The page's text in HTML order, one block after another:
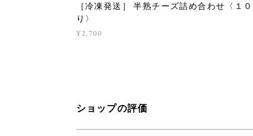
［冷凍発送］ 半熟チーズ詰め合わせ〈１
り〉
¥2,700
ショップの評価